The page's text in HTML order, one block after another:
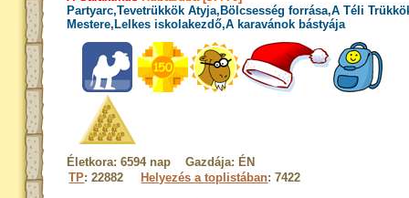
Partyarc,Tevetrükkök Atyja,Bölcsesség forrása,A Téli
Mestere,Lelkes iskolakezdő,A karavánok bástyája
Életkora: 6594 nap Gazdája: ÉN
TP: 22882 Helyezés a toplistában: 7422